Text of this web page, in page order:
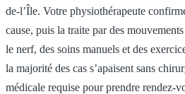
de-l’Île. Votre physiothérapeute
cause, puis la traite par des
le nerf, des soins manuels et des
la majorité des cas s’apaisent sans
médicale requise pour prendre rendez-